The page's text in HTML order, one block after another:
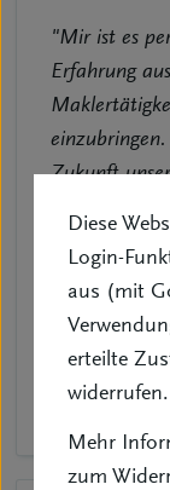
Diese
Login-
aus (mit
erteilte
widerrufen.
Mehr
zum
"Mir ist es
Erfahrung
Zukunft
für eine
Beratung